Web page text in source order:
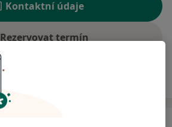
Kontaktní údaje
Rezervovat termín